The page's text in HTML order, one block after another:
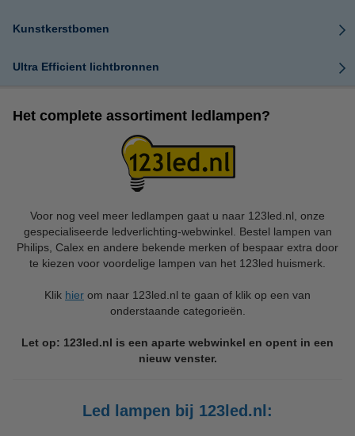
Kunstkerstbomen
Ultra Efficient lichtbronnen
Het complete assortiment ledlampen?
Voor nog veel meer ledlampen gaat u naar 123led.nl, onze
gespecialiseerde ledverlichting-webwinkel. Bestel lampen van
Philips, Calex en andere bekende merken of bespaar extra door
te kiezen voor voordelige lampen van het 123led huismerk.
Klik hier om naar 123led.nl te gaan of klik op een van
onderstaande categorieën.
Let op: 123led.nl is een aparte webwinkel en opent in een
nieuw venster.
Led lampen bij 123led.nl: